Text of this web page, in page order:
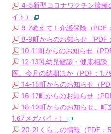
4-5新型コロナワクチン接種
イト）
6‐7教えて！介護保険（PDF
8‐9町からのお知らせ（PDF
10‐11町からのお知らせ（
12‐13乳幼児健診・健康相
医、今月の納期ほか（PDF：
14‐15町からのお知らせ（
16‐17町からのお知らせ（
18‐19町からのお知らせ、町
1.67メガバイト）
20‐21くらしの情報（PDF：